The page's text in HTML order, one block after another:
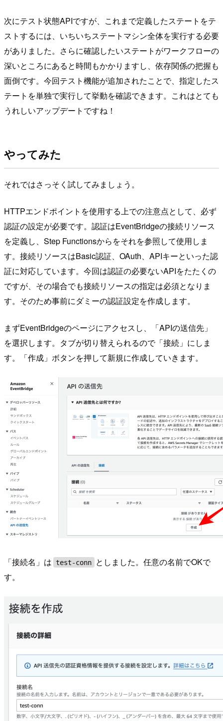
次にテスト状態APIですが、これまで定義したステートをテ
ストするには、いちいちステートマシン全体を実行する必要
がありました。さらに確認したいステートがワークフローの
深いところにあると時間もかかりますし、依存関係の把握も
面倒です。今回テスト機能が追加されたことで、指定したス
テートを単独で実行して挙動を確認できます。これはとても
うれしいアップデートですね！
やってみた
それではさっそく試してみましょう。
HTTPエンドポイントを使用する上での注意点として、必ず
認証の設定が必要です。認証はEventBridgeの接続リソース
を定義し、Step Functionsからをそれを参照して使用しま
す。接続リソースはBasic認証、OAuth、APIキーといった認
証に対応しています。今回は認証の必要ないAPIをたたくの
ですが、その場合でも接続リソースの指定は必須となりま
す。そのため事前にダミーの認証設定を作成します。
まずEventBridgeのページにアクセスし、「APIの送信先」
を選択します。タブが切り替えられるので「接続」にしま
す。「作成」ボタンを押して新規に作成していきます。
「接続名」は test-conn
としました。任意の名前でOKで
す。